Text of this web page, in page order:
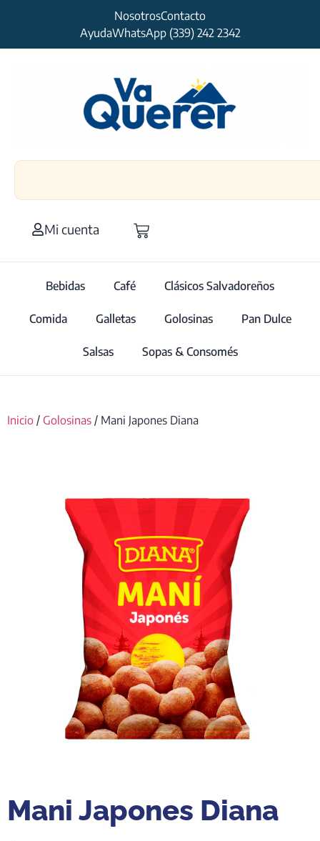
NosotrosContacto
AyudaWhatsApp (339) 242 2342
Mi cuenta
Bebidas Café Clásicos Salvadoreños
Comida Galletas Golosinas Pan Dulce
Salsas Sopas & Consomés
Inicio / Golosinas / Mani Japones Diana
Mani Japones Diana